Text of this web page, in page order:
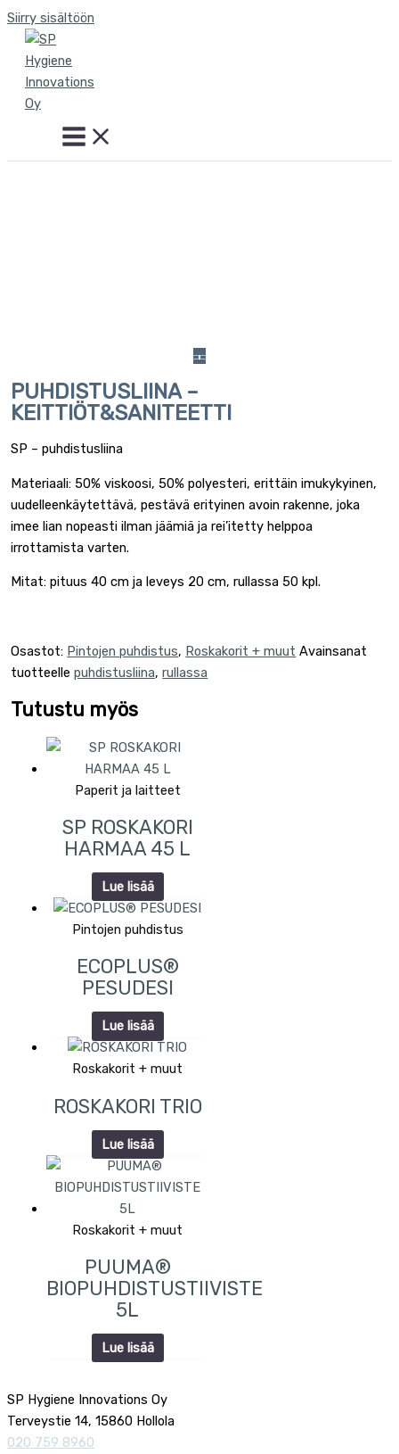
Siirry sisältöön
PUHDISTUSLIINA –
KEITTIÖT&SANITEETTI
SP – puhdistusliina
Materiaali: 50% viskoosi, 50% polyesteri, erittäin imukykyinen,
uudelleenkäytettävä, pestävä erityinen avoin rakenne, joka
imee lian nopeasti ilman jäämiä ja rei’itetty helppoa
irrottamista varten.
Mitat: pituus 40 cm ja leveys 20 cm, rullassa 50 kpl.
Osastot: Pintojen puhdistus, Roskakorit + muut Avainsanat
tuotteellepuhdistusliina,rullassa
Tutustu myös
Paperit ja laitteet
SP ROSKAKORI
HARMAA 45 L
Lue lisää
Pintojen puhdistus
ECOPLUS®
PESUDESI
Lue lisää
Roskakorit + muut
ROSKAKORI TRIO
Lue lisää
Roskakorit + muut
PUUMA®
BIOPUHDISTUSTIIVISTE
5L
Lue lisää
SP Hygiene Innovations Oy
Terveystie 14, 15860 Hollola
020 759 8960